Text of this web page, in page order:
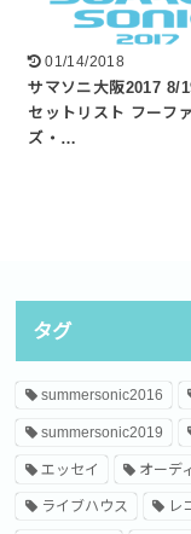
01/14/2018
サマソニ大阪2017 8/
セットリスト フーフ
ズ・…
タグ
summersonic2016
summersonic2019
エッセイ オーデ
ライブハウス レ